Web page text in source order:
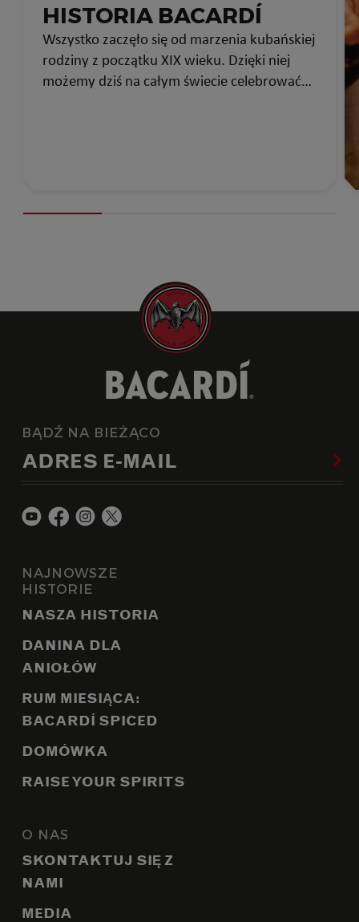
HISTORIA BACARDÍ
Wszystko zaczęło się od marzenia kubańskiej
rodziny z początku XIX wieku. Dzięki niej
możemy dziś na całym świecie celebrować
BĄDŹ NA BIEŻĄCO
ADRES E-MAIL
NAJNOWSZE
HISTORIE
NASZA HISTORIA
DANINA DLA
ANIOŁÓW
RUM MIESIĄCA:
BACARDÍ SPICED
DOMÓWKA
RAISE YOUR SPIRITS
O NAS
SKONTAKTUJ SIĘ Z
NAMI
MEDIA